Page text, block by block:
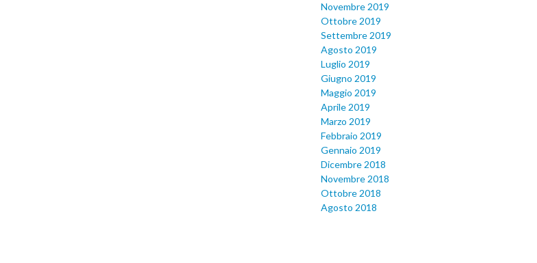
Novembre 2019
Ottobre 2019
Settembre 2019
Agosto 2019
Luglio 2019
Giugno 2019
Maggio 2019
Aprile 2019
Marzo 2019
Febbraio 2019
Gennaio 2019
Dicembre 2018
Novembre 2018
Ottobre 2018
Agosto 2018